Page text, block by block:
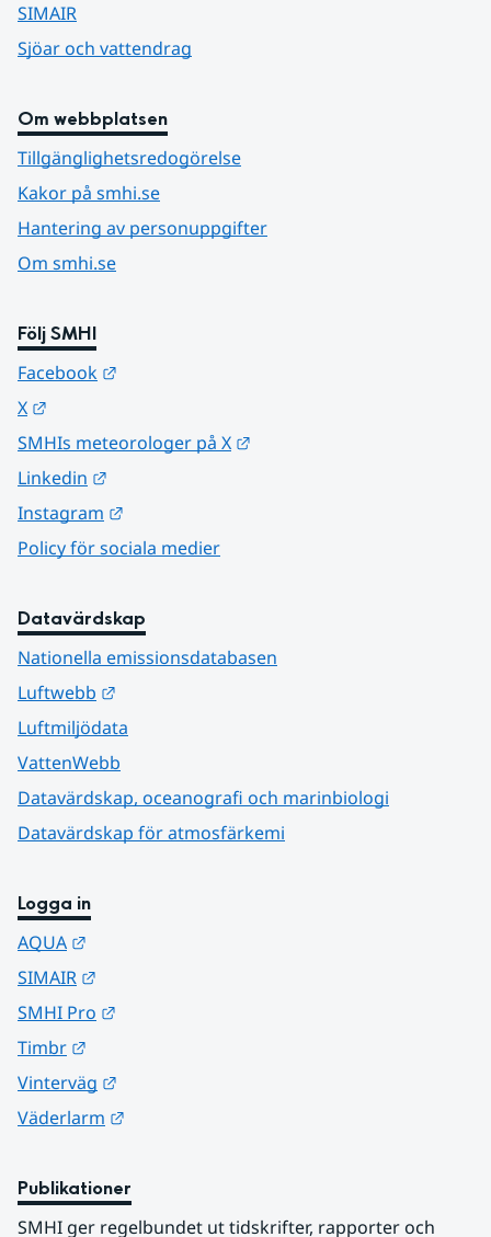
SIMAIR
Sjöar och vattendrag
Om webbplatsen
Tillgänglighetsredogörelse
Kakor på smhi.se
Hantering av personuppgifter
Om smhi.se
Följ SMHI
Facebook
X
SMHIs meteorologer på X
Linkedin
Instagram
Policy för sociala medier
Datavärdskap
Nationella emissionsdatabasen
Luftwebb
Luftmiljödata
VattenWebb
Datavärdskap, oceanografi och marinbiologi
Datavärdskap för atmosfärkemi
Logga in
AQUA
SIMAIR
SMHI Pro
Timbr
Vinterväg
Väderlarm
Publikationer
SMHI ger regelbundet ut tidskrifter, rapporter och